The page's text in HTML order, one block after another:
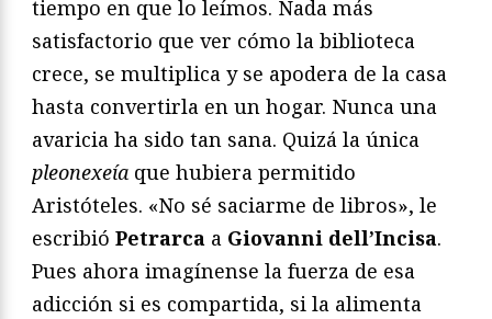
tiempo en que lo leímos. Nada más
satisfactorio que ver cómo la biblioteca
crece, se multiplica y se apodera de la casa
hasta convertirla en un hogar. Nunca una
avaricia ha sido tan sana. Quizá la única
pleonexeía que hubiera permitido
Aristóteles. «No sé saciarme de libros», le
escribió Petrarca a Giovanni dell’Incisa.
Pues ahora imagínense la fuerza de esa
adicción si es compartida, si la alimenta